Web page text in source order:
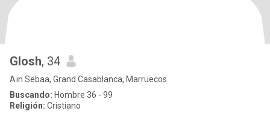
Glosh, 34
Aïn Sebaa, Grand Casablanca, Marruecos
Buscando: Hombre 36 - 99
Religión: Cristiano